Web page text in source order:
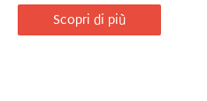
Scopri di più